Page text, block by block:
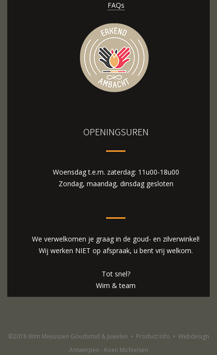
FAQs
OPENINGSUREN
Woensdag t.e.m. zaterdag: 11u00-18u00
Zondag, maandag, dinsdag gesloten
We verwelkomen je graag in de goud- en zilverwinkel!
Wij werken NIET op afspraak, u bent vrij welkom.
Tot snel?
Wim & team
©2018 Wim Meeussen Goudsmid & Juwelen • Product info • Webdesign
Antwerpen - Koen Michielsen